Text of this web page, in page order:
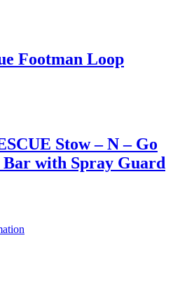
Footman Loop
Stow – N – Go
Bar with Spray Guard